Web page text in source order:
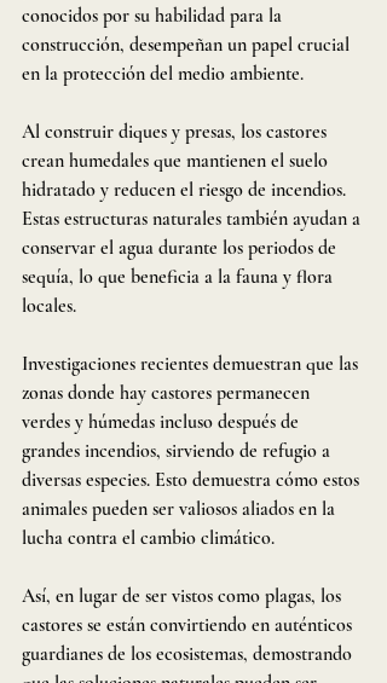
conocidos por su habilidad para la
construcción, desempeñan un papel crucial
en la protección del medio ambiente.
Al construir diques y presas, los castores
crean humedales que mantienen el suelo
hidratado y reducen el riesgo de incendios.
Estas estructuras naturales también ayudan a
conservar el agua durante los periodos de
sequía, lo que beneficia a la fauna y flora
locales.
Investigaciones recientes demuestran que las
zonas donde hay castores permanecen
verdes y húmedas incluso después de
grandes incendios, sirviendo de refugio a
diversas especies. Esto demuestra cómo estos
animales pueden ser valiosos aliados en la
lucha contra el cambio climático.
Así, en lugar de ser vistos como plagas, los
castores se están convirtiendo en auténticos
guardianes de los ecosistemas, demostrando